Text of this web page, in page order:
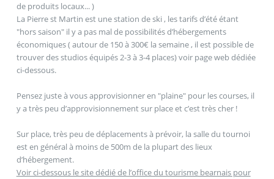
de produits locaux... )
La Pierre st Martin est une station de ski , les tarifs d’été étant
"hors saison" il y a pas mal de possibilités d’hébergements
économiques ( autour de 150 à 300€ la semaine , il est possible de
trouver des studios équipés 2-3 à 3-4 places) voir page web dédiée
ci-dessous.
Pensez juste à vous approvisionner en "plaine" pour les courses, il
y a très peu d’approvisionnement sur place et c’est très cher !
Sur place, très peu de déplacements à prévoir, la salle du tournoi
est en général à moins de 500m de la plupart des lieux
d’hébergement.
Voir ci-dessous le site dédié de l’office du tourisme bearnais pour